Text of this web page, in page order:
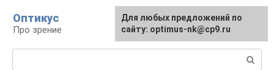
контенту
Оптикус
Про зрение
Для любых предложений по
сайту: optimus-nk@cp9.ru